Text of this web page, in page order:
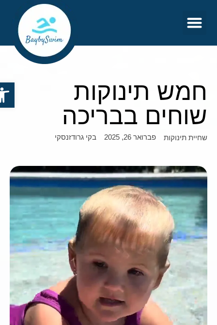
חמש תינוקות
שוחים בבריכה
שחיית תינוקות פברואר 26, 2025 בקי גרודזנסקי
פתח